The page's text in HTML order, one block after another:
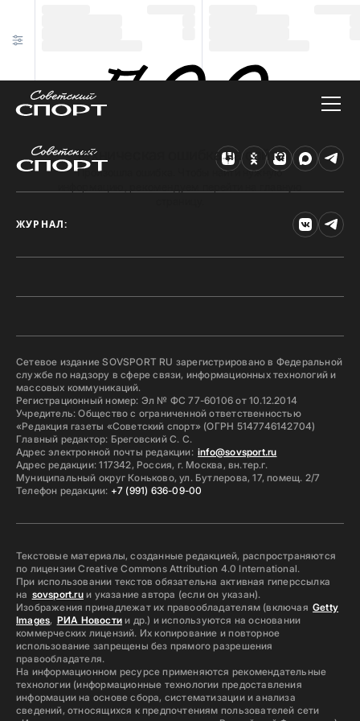
Техническая ошибка на сайте
Произошла ошибка. Чтобы найти нужную
ЖУРНАЛ:
Сетевое издание SOVSPORT RU зарегистрировано в Федеральной
службе по надзору в сфере связи, информационных технологий и
массовых коммуникаций.
Регистрационный номер: Эл № ФС 77-60106 от 10.12.2014
Учредитель: Общество с ограниченной ответственностью
«Редакция газеты «Советский спорт» (ОГРН 5147746142704)
Главный редактор: Бреговский С. С.
Адрес электронной почты редакции: info@sovsport.ru
Адрес редакции: 117342, Россия, г. Москва, вн.тер.г.
Муниципальный округ Коньково, ул. Бутлерова, 17, помещ. 2/7
Телефон редакции: +7 (991) 636-09-00
Текстовые материалы, созданные редакцией, распространяются
по лицензии Creative Commons Attribution 4.0 International.
При использовании текстов обязательна активная гиперссылка
на sovsport.ruи указание автора (если он указан).
Изображения принадлежат их правообладателям (включая Getty
Images, РИА Новостии др.) и используются на основании
коммерческих лицензий. Их копирование и повторное
использование запрещены без прямого разрешения
правообладателя.
На информационном ресурсе применяются рекомендательные
технологии (информационные технологии предоставления
информации на основе сбора, систематизации и анализа
сведений, относящихся к предпочтениям пользователей сети